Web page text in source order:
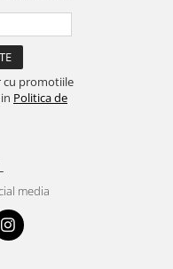
cu promotiile
Politica de
media